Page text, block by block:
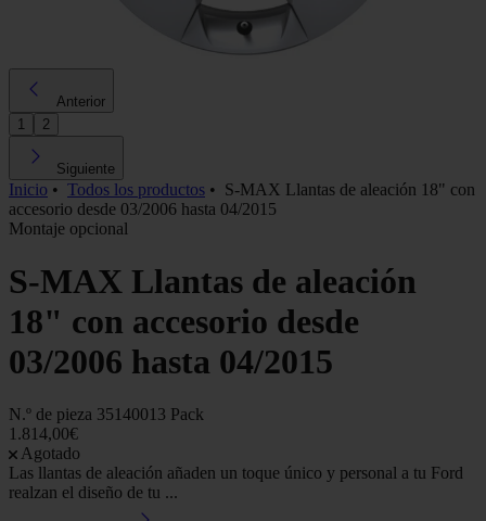
Anterior
1
2
Siguiente
Inicio • Todos los productos • S-MAX Llantas de aleación 18" con
accesorio desde 03/2006 hasta 04/2015
Montaje opcional
S-MAX Llantas de aleación
18" con accesorio desde
03/2006 hasta 04/2015
N.º de pieza 35140013 Pack
1.814,00€
Agotado
Las llantas de aleación añaden un toque único y personal a tu Ford
realzan el diseño de tu ...